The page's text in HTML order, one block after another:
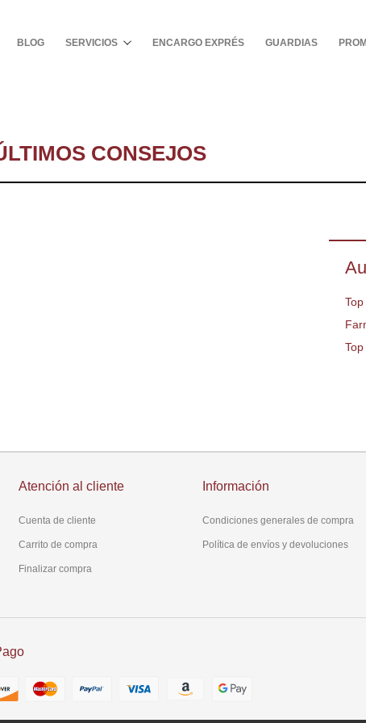
BLOG SERVICIOS ENCARGO EXPRÉS GUARDIAS
CONSEJOS
Atención al cliente
Cuenta de cliente
Carrito de compra
Finalizar compra
Información
Condiciones generales de compra
Política de envíos y devoluciones